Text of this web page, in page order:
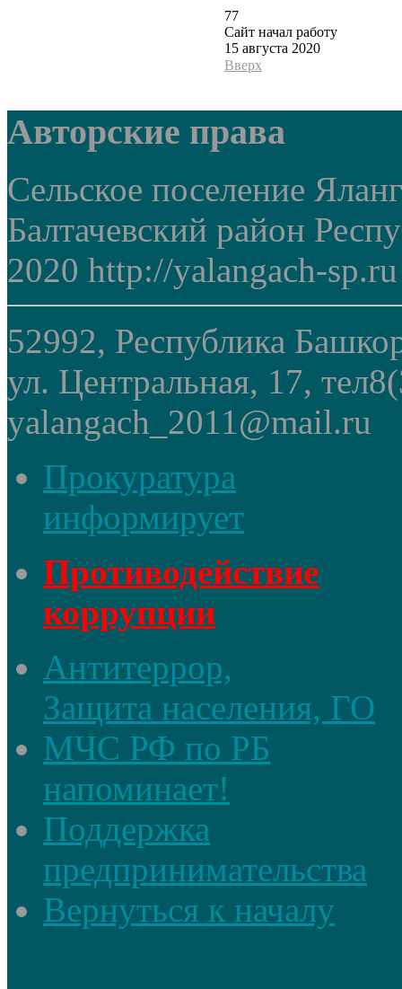
77
Сайт начал работу
15 августа 2020
Вверх
Авторские права
Сельское поселение
Балтачевский район
2020 http://yalangach-sp.ru
52992, Республика
ул. Центральная, 17,
yalangach_2011@mail.ru
Прокуратура
информирует
Противодействие
коррупции
Антитеррор,
Защита населения, ГО
МЧС РФ по РБ
напоминает!
Поддержка
предпринимательства
Вернуться к началу